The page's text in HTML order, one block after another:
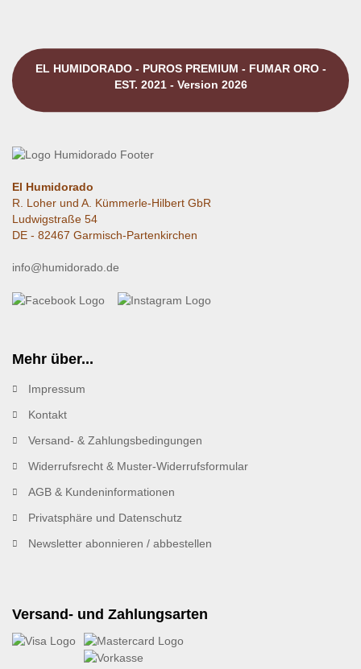
EL HUMIDORADO - PUROS PREMIUM - FUMAR ORO -
EST. 2021 - Version 2026
El Humidorado
R. Loher und A. Kümmerle-Hilbert GbR
Ludwigstraße 54
DE - 82467 Garmisch-Partenkirchen
info@humidorado.de
Mehr über...
Impressum
Kontakt
Versand- & Zahlungsbedingungen
Widerrufsrecht & Muster-Widerrufsformular
AGB & Kundeninformationen
Privatsphäre und Datenschutz
Newsletter abonnieren / abbestellen
Versand- und Zahlungsarten